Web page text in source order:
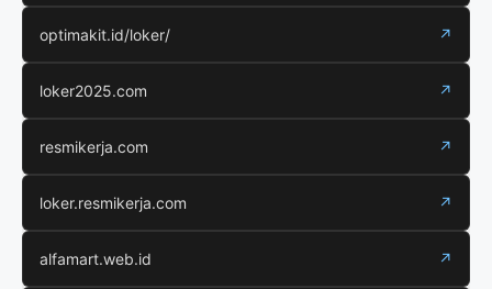
optimakit.id/loker/ ↗
loker2025.com ↗
resmikerja.com ↗
loker.resmikerja.com ↗
alfamart.web.id ↗